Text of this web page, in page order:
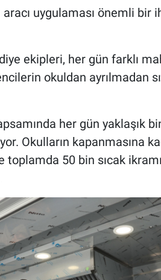
uygulaması önemli bir
ekipleri, her gün farklı
okuldan ayrılmadan
her gün yaklaşık
Okulların kapanmasına
50 bin sıcak